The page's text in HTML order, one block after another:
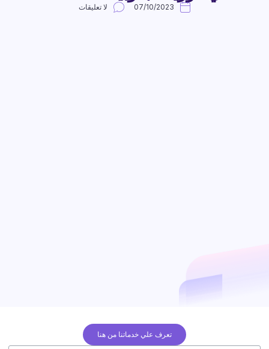
07/10/2023 لا تعليقات
تعرف علي خدماتنا من هنا